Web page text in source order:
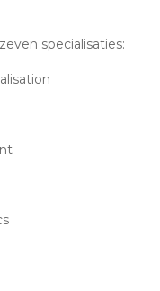
specialisaties: